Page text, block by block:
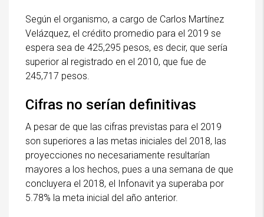
Según el organismo, a cargo de Carlos Martínez
Velázquez, el crédito promedio para el 2019 se
espera sea de 425,295 pesos, es decir, que sería
superior al registrado en el 2010, que fue de
245,717 pesos.
Cifras no serían definitivas
A pesar de que las cifras previstas para el 2019
son superiores a las metas iniciales del 2018, las
proyecciones no necesariamente resultarían
mayores a los hechos, pues a una semana de que
concluyera el 2018, el Infonavit ya superaba por
5.78% la meta inicial del año anterior.